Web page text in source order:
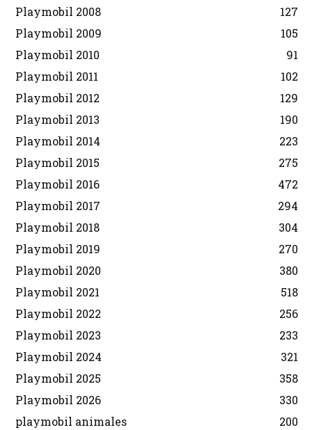
Playmobil 2008
127
Playmobil 2009
105
Playmobil 2010
91
Playmobil 2011
102
Playmobil 2012
129
Playmobil 2013
190
Playmobil 2014
223
Playmobil 2015
275
Playmobil 2016
472
Playmobil 2017
294
Playmobil 2018
304
Playmobil 2019
270
Playmobil 2020
380
Playmobil 2021
518
Playmobil 2022
256
Playmobil 2023
233
Playmobil 2024
321
Playmobil 2025
358
Playmobil 2026
330
playmobil animales
200